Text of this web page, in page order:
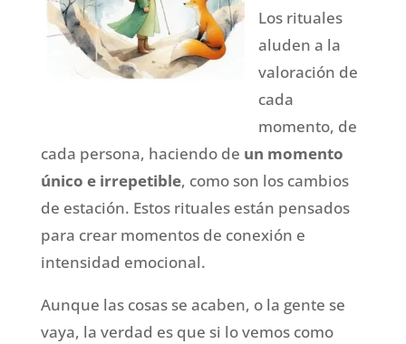
Los rituales
aluden a la
valoración de
cada
momento, de
cada persona, haciendo de un momento
único e irrepetible, como son los cambios
de estación. Estos rituales están pensados
para crear momentos de conexión e
intensidad emocional.
Aunque las cosas se acaben, o la gente se
vaya, la verdad es que si lo vemos como